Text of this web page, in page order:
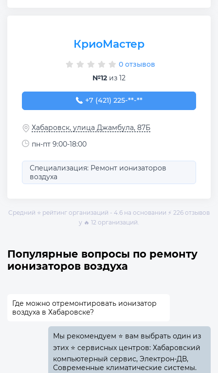
КриоМастер
0 отзывов
№12 из 12
+7 (421) 225-77-66
+7 (421) 225-**-**
Хабаровск, улица Джамбула, 87Б
пн-пт 9:00-18:00
Специализация: Ремонт ионизаторов
воздуха
Средний ⭐ рейтинг организаций - 4.6 на основании ⚡ 226 отзывов
у 🔥 12 организаций.
Популярные вопросы по ремонту
ионизаторов воздуха
Где можно отремонтировать ионизатор
воздуха в Хабаровске?
Мы рекомендуем ⭐ вам выбрать один из
этих ⭐ сервисных центров: Хабаровский
компьютерный сервис, Электрон-ДВ,
Современные климатические системы.